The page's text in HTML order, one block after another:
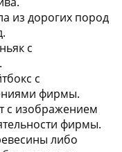
из дорогих пород
с
с
фирмы.
с изображением
фирмы.
либо